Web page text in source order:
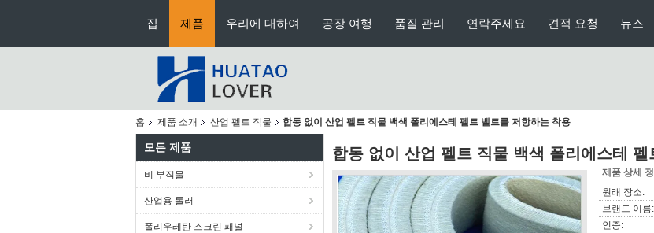
집 제품 우리에 대하여 공장 여행 품질 관리 연락주세요 견적 요청 뉴스
홈 제품 소개 산업 펠트 직물 합동 없이 산업 펠트 직물 백색 폴리에스테 펠트 벨트를 저항하는 착용
모든 제품
비 부직물
산업용 롤러
폴리우레탄 스크린 패널
합동 없이 산업 펠트 직물 백색 폴리에스테
제품 상세
원래 장소:
브랜드 이름:
인증: